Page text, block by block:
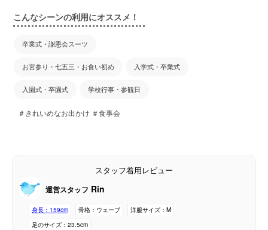
こんなシーンの利用にオススメ！
卒業式・謝恩会スーツ
お宮参り・七五三・お食い初め 入学式・卒業式
入園式・卒園式 学校行事・参観日
＃きれいめなお出かけ ＃食事会
スタッフ着用レビュー
運営スタッフ Rin
身長： 159cm 骨格： ウェーブ 洋服サイズ： M
足のサイズ： 23.5cm